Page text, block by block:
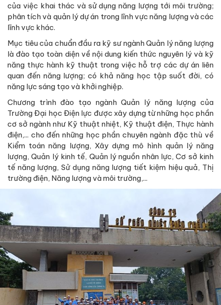
của việc khai thác và sử dụng năng lượng tới môi trường;
phân tích và quản lý dự án trong lĩnh vực năng lượng và các
lĩnh vực khác.
Mục tiêu của chuẩn đầu ra kỹ sư ngành Quản lý năng lượng
là đào tạo toàn diện về nội dung kiến thức nguyên lý và kỹ
năng thực hành kỹ thuật trong việc hỗ trợ các dự án liên
quan đến năng lượng; có khả năng học tập suốt đời, có
năng lực sáng tạo và khởi nghiệp.
Chương trình đào tạo ngành Quản lý năng lượng của
Trường Đại học Điện lực được xây dựng từ những học phần
cơ sở ngành như Kỹ thuật nhiệt, Kỹ thuật điện, Thực hành
điện,... cho đến những học phần chuyên ngành đặc thù về
Kiểm toán năng lượng, Xây dựng mô hình quản lý năng
lượng, Quản lý kinh tế, Quản lý nguồn nhân lực, Cơ sở kinh
tế năng lượng, Sử dụng năng lượng tiết kiệm hiệu quả, Thị
trường điện, Năng lượng và môi trường,...